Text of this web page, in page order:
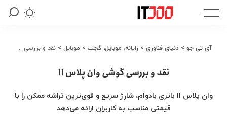
آی تی جو > دنیای فناوری > رایانه، موبایل، گجت > موبایل > نقد و بررسی گوشی وان پلاس 11
نقد و بررسی گوشی وان پلاس 11
وان پلاس 11 باتری بادوام، شارژ‌ سریع و قوی‌ترین تراشه ممکن را با
قیمتی مناسب به کاربران ارائه می‌دهد